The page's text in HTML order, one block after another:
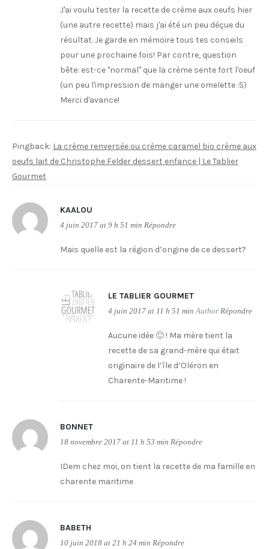
J'ai voulu tester la recette de crème aux oeufs hier
(une autre recette) mais j'ai été un peu déçue du
résultat. Je garde en mémoire tous tes conseils
pour une prochaine fois! Par contre, question
bête: est-ce "normal" que la crème sente fort l'oeuf
(un peu l'impression de manger une omelette :S)
Merci d'avance!
Pingback: La crème renversée ou crème caramel bio crème aux
oeufs lait de Christophe Felder dessert enfance | Le Tablier
Gourmet
KAALOU
4 juin 2017 at 9 h 51 min Répondre
Mais quelle est la région d’origine de ce dessert?
LE TABLIER GOURMET
4 juin 2017 at 11 h 51 min Author Répondre
Aucune idée 🙂 ! Ma mère tient la
recette de sa grand-mère qui était
originaire de l’île d’Oléron en
Charente-Maritime !
BONNET
18 novembre 2017 at 11 h 53 min Répondre
IDem chez moi, on tient la recette de ma famille en
charente maritime
BABETH
10 juin 2018 at 21 h 24 min Répondre